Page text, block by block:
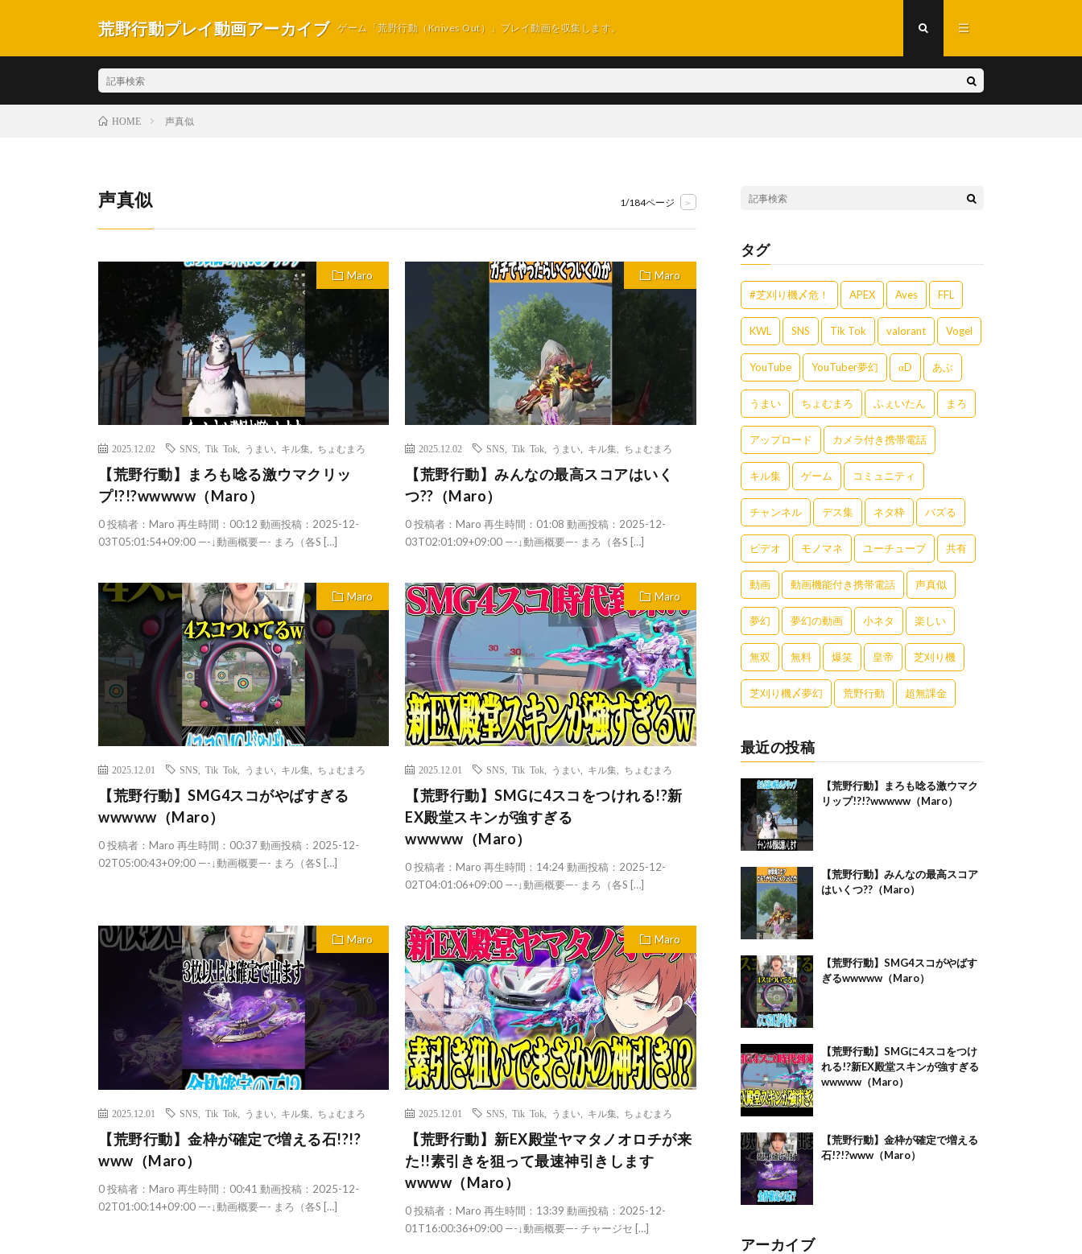
荒野行動プレイ動画アーカイブ ゲーム「荒野行動（Knives Out）」プレイ動画を収集します。
HOME 声真似
声真似 1/184ページ >
Maro
2025.12.02 SNS Tik Tok うまい キル集 ちょむまろ
【荒野行動】まろも唸る激ウマクリッ
プ!?!?wwwww（Maro）
0 投稿者：Maro 再生時間：00:12 動画投稿：2025-12-
03T05:01:54+09:00 —-↓動画概要—- まろ（各S […]
Maro
2025.12.02 SNS ,Tik Tok うまい キル集 ちょむまろ
【荒野行動】みんなの最高スコアはいく
つ??（Maro）
0 投稿者：Maro 再生時間：01:08 動画投稿：2025-12-
03T02:01:09+09:00 —-↓動画概要—- まろ（各S […]
Maro
2025.12.01 SNS Tik Tok うまい キル集 ちょむまろ
【荒野行動】SMG4スコがやばすぎる
wwwww（Maro）
0 投稿者：Maro 再生時間：00:37 動画投稿：2025-12-
02T05:00:43+09:00 —-↓動画概要—- まろ（各S […]
Maro
2025.12.01 SNS ,Tik Tok うまい キル集 ちょむまろ
【荒野行動】SMGに4スコをつけれる!?新
EX殿堂スキンが強すぎる
wwwww（Maro）
0 投稿者：Maro 再生時間：14:24 動画投稿：2025-12-
02T04:01:06+09:00 —-↓動画概要—- まろ（各S […]
Maro
2025.12.01 SNS Tik Tok うまい キル集 ちょむまろ
【荒野行動】金枠が確定で増える石!?!?
www（Maro）
0 投稿者：Maro 再生時間：00:41 動画投稿：2025-12-
02T01:00:14+09:00 —-↓動画概要—- まろ（各S […]
Maro
2025.12.01 SNS ,Tik Tok うまい キル集 ちょむまろ
【荒野行動】新EX殿堂ヤマタノオロチが来
た!!素引きを狙って最速神引きします
wwww（Maro）
0 投稿者：Maro 再生時間：13:39 動画投稿：2025-12-
01T16:00:36+09:00 —-↓動画概要—- チャージセ […]
タグ
#芝刈り機〆危！ APEX Aves FFL
KWL SNS Tik Tok valorant Vogel
YouTube YouTuber夢幻 αD あぶ
うまい ちょむまろ ふぇいたん まろ
アップロード カメラ付き携帯電話
キル集 ゲーム コミュニティ
チャンネル デス集 ネタ枠 バズる
ビデオ モノマネ ユーチューブ 共有
動画 動画機能付き携帯電話 声真似
夢幻 夢幻の動画 小ネタ 楽しい
無双 無料 爆笑 皇帝 芝刈り機
芝刈り機〆夢幻 荒野行動 超無課金
最近の投稿
【荒野行動】まろも唸る激ウマク
リップ!?!?wwwww（Maro）
【荒野行動】みんなの最高スコア
はいくつ??（Maro）
【荒野行動】SMG4スコがやばす
ぎるwwwww（Maro）
【荒野行動】SMGに4スコをつけ
れる!?新EX殿堂スキンが強すぎる
wwwww（Maro）
【荒野行動】金枠が確定で増える
石!?!?www（Maro）
アーカイブ